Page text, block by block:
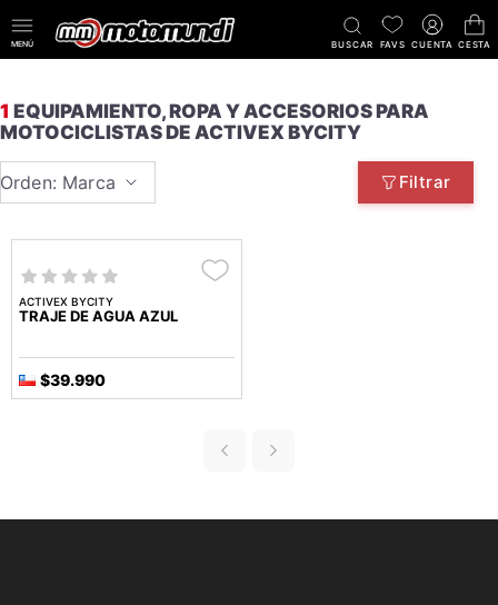
MENÚ BUSCAR FAVS CUENTA CESTA
1 EQUIPAMIENTO, ROPA Y ACCESORIOS PARA
MOTOCICLISTAS DE ACTIVEX BYCITY
Orden: Marca Filtrar
ACTIVEX BYCITY
TRAJE DE AGUA AZUL
$39.990